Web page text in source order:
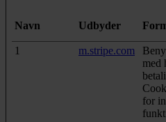
Navn Udbyder
1
m.stripe.com
med
for